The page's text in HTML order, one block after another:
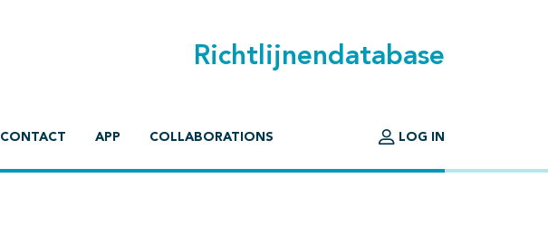
Richtlijnendatabase
CONTACT APP COLLABORATIONS LOG IN